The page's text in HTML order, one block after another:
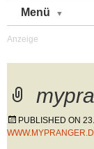
Menü
PUBLISHED ON